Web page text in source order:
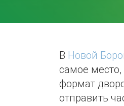
В Новой
самое
формат
отправить